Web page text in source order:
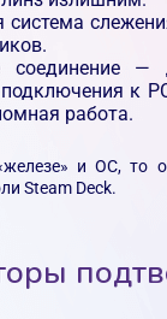
система
соединение —
к
работа.
и ОС, то
Steam Deck.